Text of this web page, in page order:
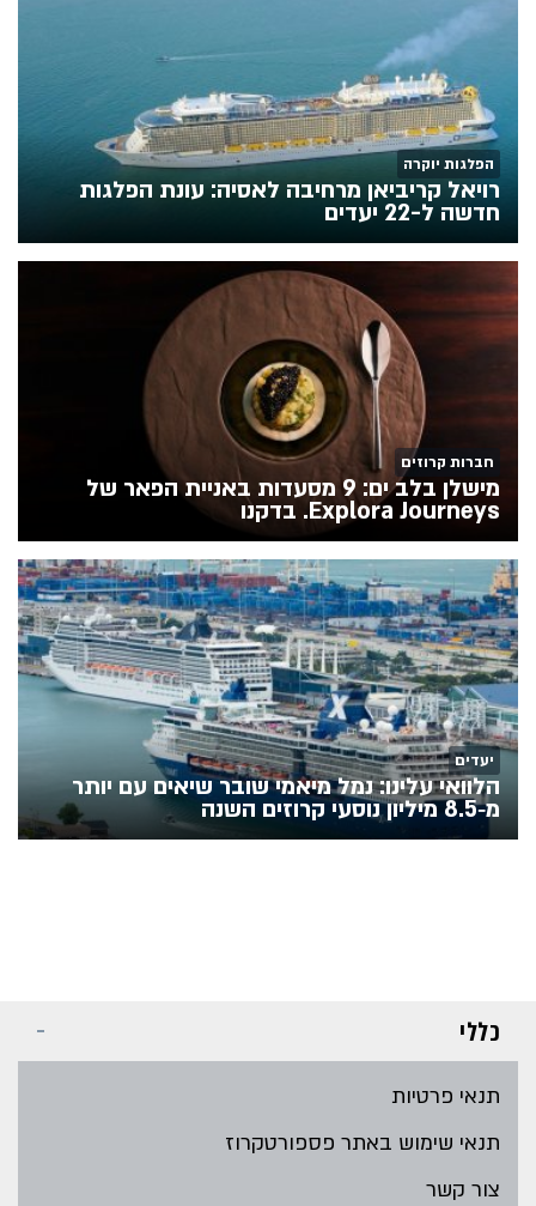
הפלגות יוקרה
רויאל קריביאן מרחיבה לאסיה: עונת הפלגות
חדשה ל-22 יעדים
חברות קרוזים
מישלן בלב ים: 9 מסעדות באניית הפאר של
Explora Journeys. בדקנו
יעדים
הלוואי עלינו: נמל מיאמי שובר שיאים עם יותר
מ‑8.5 מיליון נוסעי קרוזים השנה
כללי
תנאי פרטיות
תנאי שימוש באתר פספורטקרוז
צור קשר